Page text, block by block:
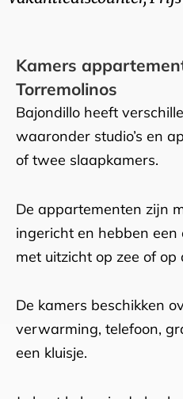
Kamers
Torremolinos
Bajondillo heeft
waaronder studio’s en
of twee slaapkamers.
De appartementen zijn
ingericht en hebben
met uitzicht op zee of op
De kamers beschikken
verwarming, telefoon,
een kluisje.